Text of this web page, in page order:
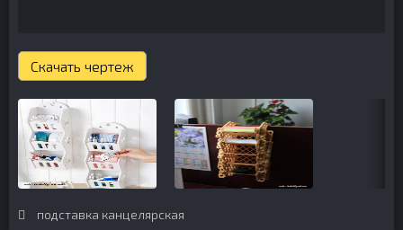
Скачать чертеж
подставка канцелярская